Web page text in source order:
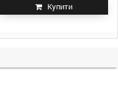
Купити